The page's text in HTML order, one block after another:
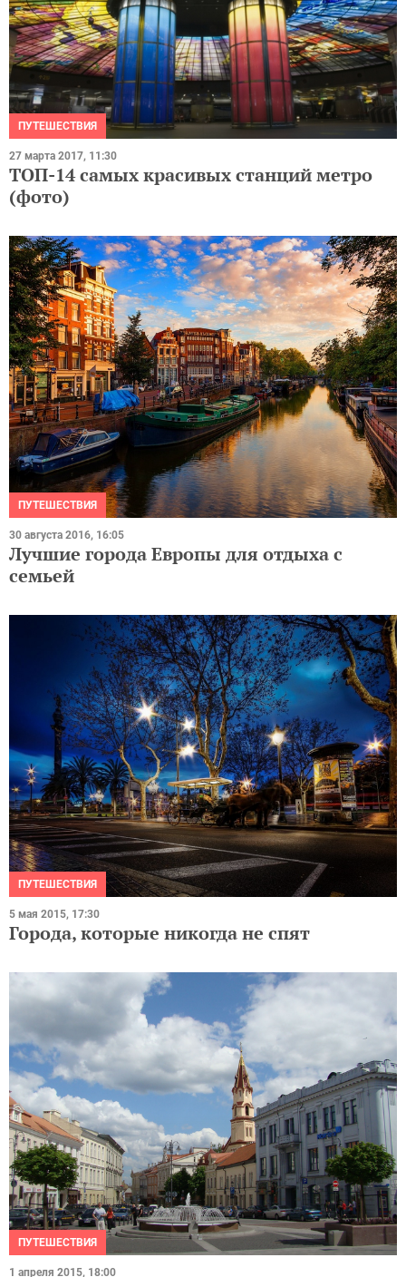
ПУТЕШЕСТВИЯ
27 марта 2017, 11:30
ТОП-14 самых красивых станций метро
(фото)
ПУТЕШЕСТВИЯ
30 августа 2016, 16:05
Лучшие города Европы для отдыха с
семьей
ПУТЕШЕСТВИЯ
5 мая 2015, 17:30
Города, которые никогда не спят
ПУТЕШЕСТВИЯ
1 апреля 2015, 18:00